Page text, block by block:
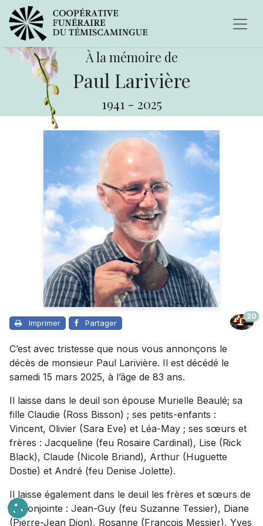
À la mémoire de
Paul Larivière
1941 - 2025
Imprimer Partager
20
C’est avec tristesse que nous vous annonçons le
décès de monsieur Paul Larivière. Il est décédé le
samedi 15 mars 2025, à l’âge de 83 ans.
Il laisse dans le deuil son épouse Murielle Beaulé; sa
fille Claudie (Ross Bisson) ; ses petits-enfants :
Vincent, Olivier (Sara Eve) et Léa-May ; ses sœurs et
frères : Jacqueline (feu Rosaire Cardinal), Lise (Rick
Black), Claude (Nicole Briand), Arthur (Huguette
Dostie) et André (feu Denise Jolette).
Il laisse également dans le deuil les frères et sœurs de
sa conjointe : Jean-Guy (feu Suzanne Tessier), Diane
(Pierre-Jean Dion), Rosanne (François Messier), Yves